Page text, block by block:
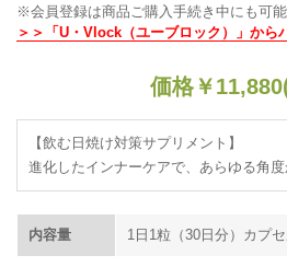
※会員登録は商品ご購入手続き中にも可能
＞＞「U・Vlock（ユーブロック）」から
価格￥11,880
【飲む日焼け対策サプリメント】
進化したインナーケアで、あらゆる角
内容量 1日1粒（30日分）カプ